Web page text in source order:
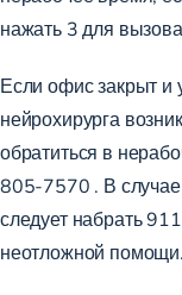
нажать 3 для
Если офис закрыт и
нейрохирурга
обратиться в
805-7570 . В
следует набрать911
неотложной помощи.